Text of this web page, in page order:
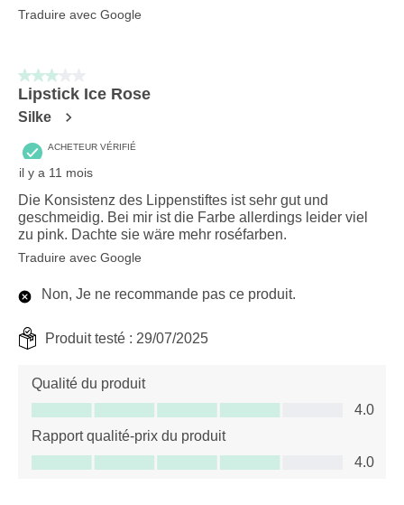
Traduire avec Google
3 sur 5 étoiles.
Lipstick Ice Rose
Silke
ACHETEUR VÉRIFIÉ
il y a 11 mois
Die Konsistenz des Lippenstiftes ist sehr gut und
geschmeidig. Bei mir ist die Farbe allerdings leider viel
zu pink. Dachte sie wäre mehr roséfarben.
Traduire avec Google
Non, Je ne recommande pas ce produit.
Produit testé : 29/07/2025
Qualité du produit
Qualité du produit, 4.0 sur 5
4.0
Rapport qualité-prix du produit
Rapport qualité-prix du produit, 4.0 sur 5
4.0